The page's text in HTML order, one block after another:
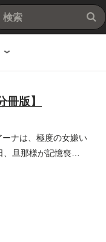
版】
ナは、極度の女嫌い
旦那様が記憶喪失